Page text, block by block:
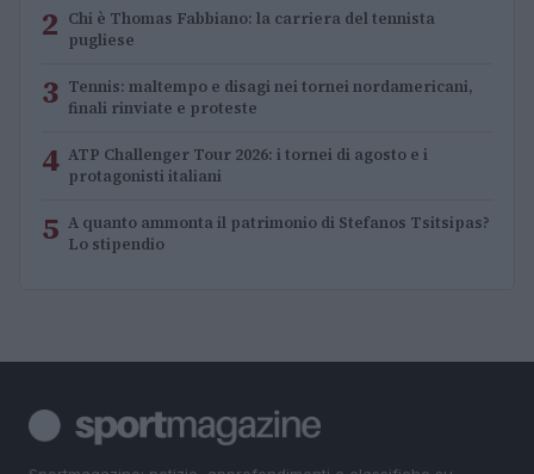
2 Chi è Thomas Fabbiano: la carriera del tennista
pugliese
3 Tennis: maltempo e disagi nei tornei nordamericani,
finali rinviate e proteste
4 ATP Challenger Tour 2026: i tornei di agosto e i
protagonisti italiani
5 A quanto ammonta il patrimonio di Stefanos Tsitsipas?
Lo stipendio